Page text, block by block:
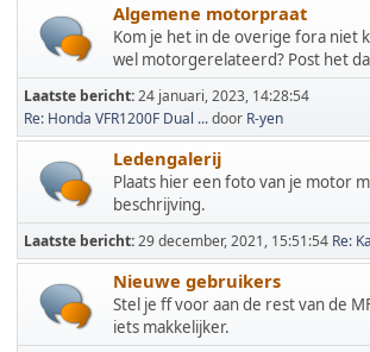
Algemene motorpraat
Kom je het in de overige fora niet
wel motorgerelateerd? Post het
Laatste bericht:24 januari, 2023, 14:28:54
Re: Honda VFR1200F Dual ...door R-yen
Ledengalerij
Plaats hier een foto van je motor
beschrijving.
Laatste bericht:29 december, 2021, 15:51:54 Re:
Nieuwe gebruikers
Stel je ff voor aan de rest van de
iets makkelijker.